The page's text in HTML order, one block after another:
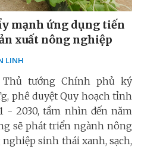
mạnh ứng dụng tiến
xuất nông nghiệp
LINH
Thủ tướng Chính phủ ký
phê duyệt Quy hoạch tỉnh
- 2030, tầm nhìn đến năm
sẽ phát triển ngành nông
sinh thái xanh, sạch,